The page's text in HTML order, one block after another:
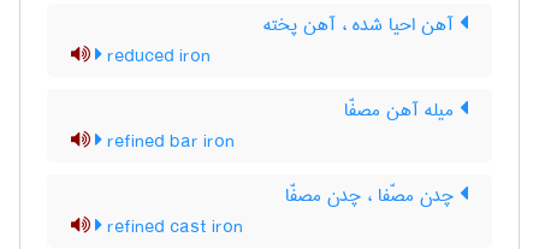
آهن احیا شده ، آهن پخته
reduced iron
میله آهن مصفّا
refined bar iron
چدن مصّفا ، چدن مصفّا
refined cast iron